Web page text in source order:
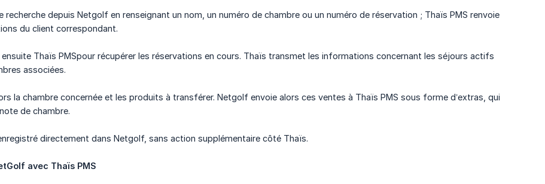
recherche depuis Netgolf en renseignant un nom, un numéro de chambre ou un numéro de réservation ; Thaïs PMS renvoie
du client correspondant.
Thaïs PMSpour récupérer les réservations en cours. Thaïs transmet les informations concernant les séjours actifs
associées.
la chambre concernée et les produits à transférer. Netgolf envoie alors ces ventes à Thaïs PMS sous forme d’extras, qui
de chambre.
directement dans Netgolf, sans action supplémentaire côté Thaïs.
avec Thaïs PMS